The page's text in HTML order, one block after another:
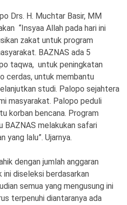
Drs. H. Muchtar Basir, MM
“Insyaa Allah pada hari ini
zakat untuk program
BAZNAS ada 5
taqwa, untuk peningkatan
cerdas, untuk membantu
studi. Palopo sejahtera
masyarakat. Palopo peduli
korban bencana. Program
BAZNAS melakukan safari
yang lalu”. Ujarnya.
dengan jumlah anggaran
ini diseleksi berdasarkan
semua yang mengusung ini
terpenuhi diantaranya ada